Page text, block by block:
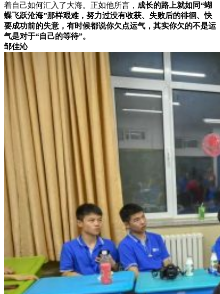
着自己如何汇入了大海。正如他所言， 成长的路上就如同“蝴
蝶飞跃沧海”那样艰难，努力过没有收获、失败后的徘徊、快
要成功前的失意，有时候都说你欠点运气，其实你欠的不是运
气是对于“自己的等待”。
邹佳沁